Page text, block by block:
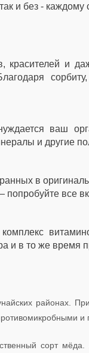
и без - каждому
красителей и
ваш
и другие
в
попробуйте все
и в то же время
районах.
и
сорт